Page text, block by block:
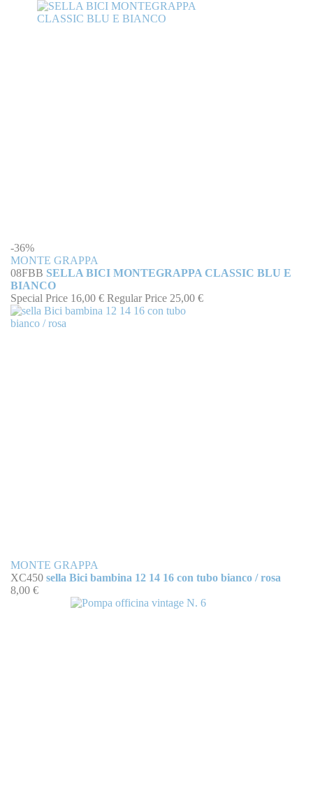
-36%
MONTE GRAPPA
08FBB SELLA BICI MONTEGRAPPA CLASSIC BLU E
BIANCO
Special Price 16,00 € Regular Price 25,00 €
MONTE GRAPPA
XC450 sella Bici bambina 12 14 16 con tubo bianco / rosa
8,00 €